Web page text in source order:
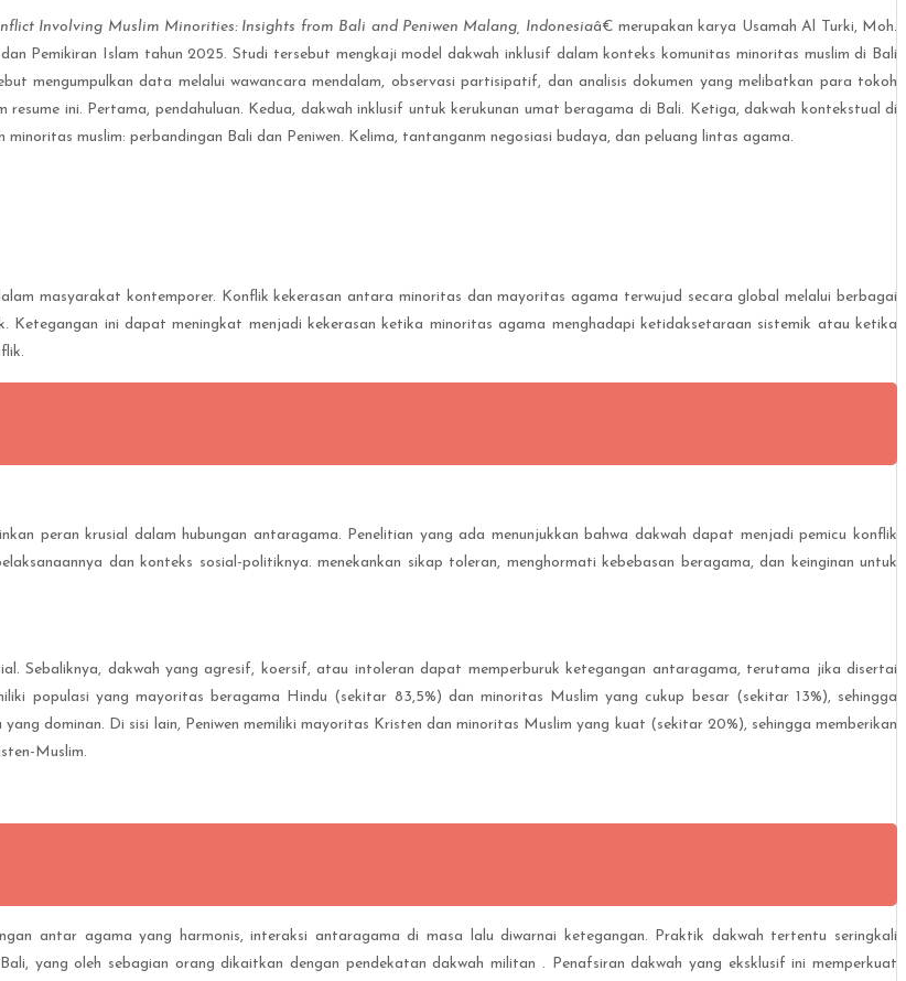
Involving Muslim Minorities: Insights from Bali and Peniwen Malang, Indonesiaâ€ merupakan karya Usamah Al Turki, Moh.
Pemikiran Islam tahun 2025. Studi tersebut mengkaji model dakwah inklusif dalam konteks komunitas minoritas muslim di Bali
mengumpulkan data melalui wawancara mendalam, observasi partisipatif, dan analisis dokumen yang melibatkan para tokoh
ini. Pertama, pendahuluan. Kedua, dakwah inklusif untuk kerukunan umat beragama di Bali. Ketiga, dakwah kontekstual di
muslim: perbandingan Bali dan Peniwen. Kelima, tantanganm negosiasi budaya, dan peluang lintas agama.
masyarakat kontemporer. Konflik kekerasan antara minoritas dan mayoritas agama terwujud secara global melalui berbagai
Ketegangan ini dapat meningkat menjadi kekerasan ketika minoritas agama menghadapi ketidaksetaraan sistemik atau ketika
peran krusial dalam hubungan antaragama. Penelitian yang ada menunjukkan bahwa dakwah dapat menjadi pemicu konflik
dan konteks sosial-politiknya. menekankan sikap toleran, menghormati kebebasan beragama, dan keinginan untuk
Sebaliknya, dakwah yang agresif, koersif, atau intoleran dapat memperburuk ketegangan antaragama, terutama jika disertai
populasi yang mayoritas beragama Hindu (sekitar 83,5%) dan minoritas Muslim yang cukup besar (sekitar 13%), sehingga
dominan. Di sisi lain, Peniwen memiliki mayoritas Kristen dan minoritas Muslim yang kuat (sekitar 20%), sehingga memberikan
Muslim.
antar agama yang harmonis, interaksi antaragama di masa lalu diwarnai ketegangan. Praktik dakwah tertentu seringkali
yang oleh sebagian orang dikaitkan dengan pendekatan dakwah militan . Penafsiran dakwah yang eksklusif ini memperkuat